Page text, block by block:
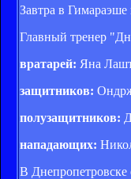
Завтра в
Главный тренер
вратарей: Яна
защитников:
полузащитников:
нападающих:
В Днепропетровске